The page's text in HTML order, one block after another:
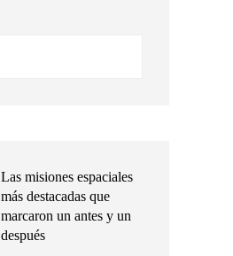
Las misiones espaciales
más destacadas que
marcaron un antes y un
después